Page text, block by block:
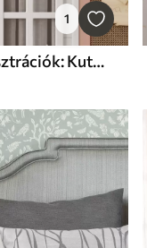
1
Falvédő Gyermekillusztrációk: Kutyák, kacsák, labdák, malom